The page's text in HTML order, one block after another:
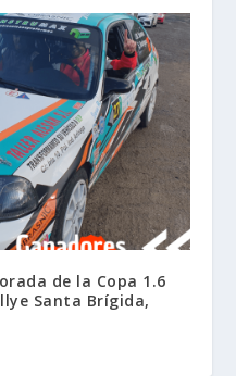
de la Copa 1.6
Santa Brígida,